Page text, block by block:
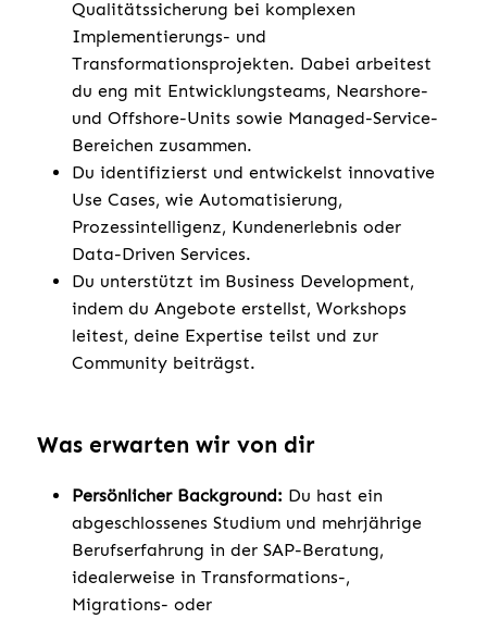
Qualitätssicherung bei komplexen
Implementierungs- und
Transformationsprojekten. Dabei arbeitest
du eng mit Entwicklungsteams, Nearshore-
und Offshore-Units sowie Managed-Service-
Bereichen zusammen.
Du identifizierst und entwickelst innovative
Use Cases, wie Automatisierung,
Prozessintelligenz, Kundenerlebnis oder
Data-Driven Services.
Du unterstützt im Business Development,
indem du Angebote erstellst, Workshops
leitest, deine Expertise teilst und zur
Community beiträgst.
Was erwarten wir von dir
Persönlicher Background: Du hast ein
abgeschlossenes Studium und mehrjährige
Berufserfahrung in der SAP-Beratung,
idealerweise in Transformations-,
Migrations- oder